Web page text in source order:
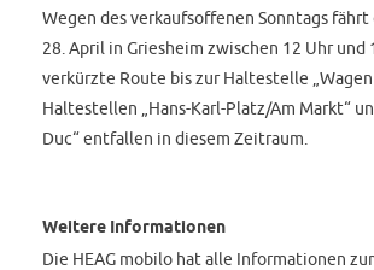
Wegen des verkaufsoffenen Sonntags fährt
28. April in Griesheim zwischen 12 Uhr und
verkürzte Route bis zur Haltestelle
Haltestellen „Hans-Karl-Platz/Am Markt“
Duc“ entfallen in diesem Zeitraum.
Weitere Informationen
Die HEAG mobilo hat alle Informationen